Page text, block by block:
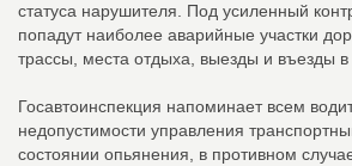
статуса нарушителя. Под усиленный
попадут наиболее аварийные участки
трассы, места отдыха, выезды и въезды в
Госавтоинспекция напоминает всем
недопустимости управления
состоянии опьянения, в противном